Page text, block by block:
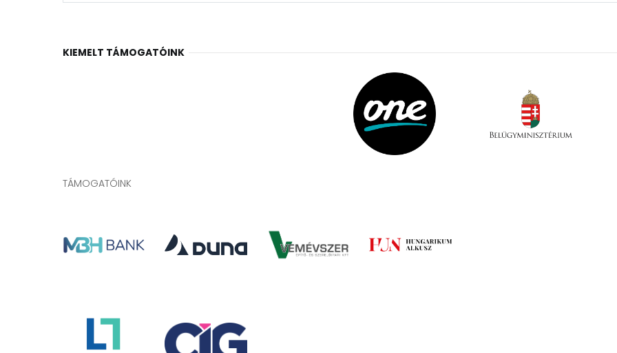
KIEMELT TÁMOGATÓINK
TÁMOGATÓINK